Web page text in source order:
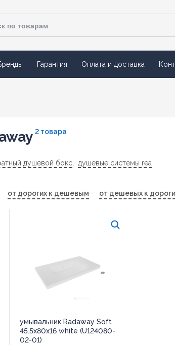
Гарантия Оплата и доставка
2 товара
душевой бокс душевые системы rea
от дорогих к дешевым от дешевых к
умывальник Radaway Soft
45.5x80x16 white (U124080-
02-01)